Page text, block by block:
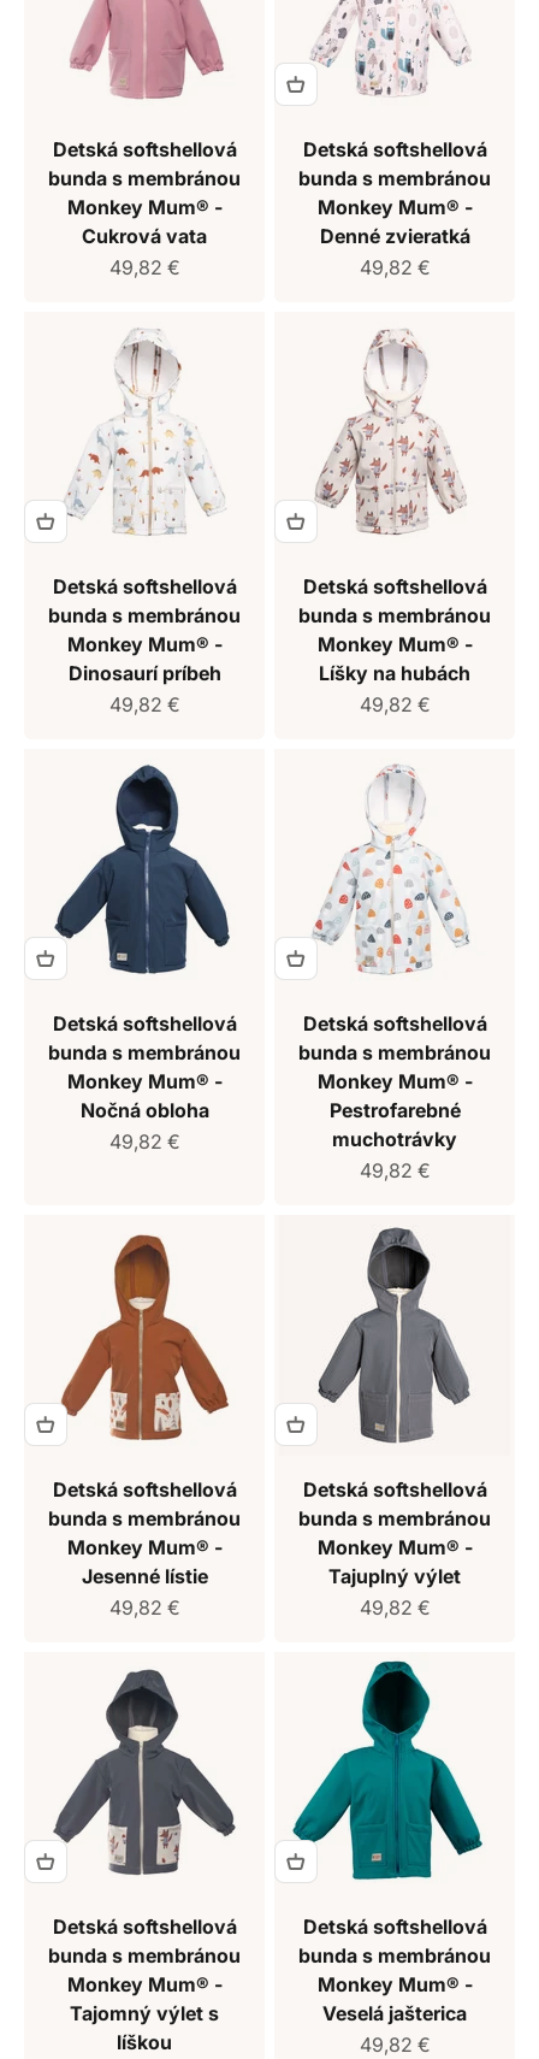
Detská softshellová
bunda s membránou
Monkey Mum® -
Cukrová vata
Predajná cena
49,82 €
Detská softshellová
bunda s membránou
Monkey Mum® -
Denné zvieratká
Predajná cena
49,82 €
Detská softshellová
bunda s membránou
Monkey Mum® -
Dinosaurí príbeh
Predajná cena
49,82 €
Detská softshellová
bunda s membránou
Monkey Mum® -
Líšky na hubách
Predajná cena
49,82 €
Detská softshellová
bunda s membránou
Monkey Mum® -
Nočná obloha
Predajná cena
49,82 €
Detská softshellová
bunda s membránou
Monkey Mum® -
Pestrofarebné
muchotrávky
Predajná cena
49,82 €
Detská softshellová
bunda s membránou
Monkey Mum® -
Jesenné lístie
Predajná cena
49,82 €
Detská softshellová
bunda s membránou
Monkey Mum® -
Tajuplný výlet
Predajná cena
49,82 €
Detská softshellová
bunda s membránou
Monkey Mum® -
Tajomný výlet s
líškou
Detská softshellová
bunda s membránou
Monkey Mum® -
Veselá jašterica
Predajná cena
49,82 €